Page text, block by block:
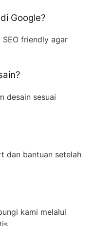
Google?
friendly agar
desain sesuai
dan bantuan setelah
kami melalui